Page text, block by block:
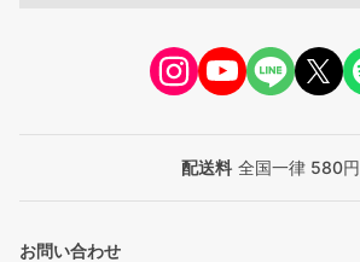
配送料 全国一律 580円
お問い合わせ